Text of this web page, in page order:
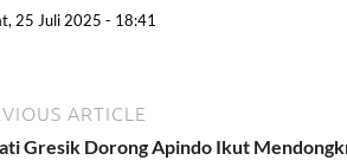
25 Juli 2025 - 18:41
ARTICLE
Gresik Dorong Apindo Ikut